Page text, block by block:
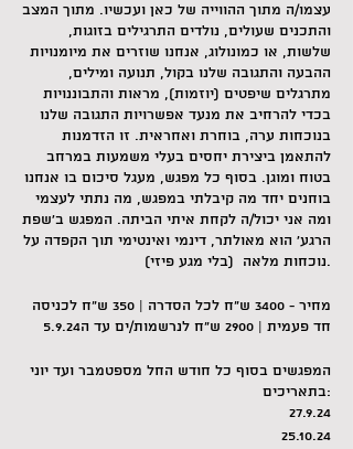
עצמו/ה מתוך ההווייה של כאן ועכשיו. מתוך המצב
והתכנים שעולים, נולדים התרגילים בזוגות,
שלשות, או כמונולוג, אנחנו שוזרים את מיומנויות
ההבעה והתגובה שלנו בקול, תנועה ומילים,
מתרגלים שיפטים (יוזמות), מראות והתבוננויות
בכדי להרחיב את מנעד אפשרויות התגובה שלנו
בנוכחות ערה, בוחרת ואחראית. זו הזדמנות
להתאמן ביצירת יחסים בעלי משמעות במרחב
בטוח ומוגן. בסוף כל מפגש, מעגל סיכום בו אנחנו
בוחנים יחד מה קיבלתי במפגש, מה נתתי לעצמי
ומה אני יכול/ה לקחת איתי הביתה. המפגש ב'שפת
הרגע' הוא מאולתר, דינמי ואינטימי תוך הקפדה על
נוכחות מלאה (בלי מגע פיזי).
מחיר - 3400 ש״ח לכל הסדרה | 350 ש״ח לכניסה
חד פעמית | 2900 ש״ח לנרשמות/ים עד ה5.9.24
המפגשים בסוף כל חודש החל מספטמבר ועד יוני
בתאריכים:
27.9.24
25.10.24